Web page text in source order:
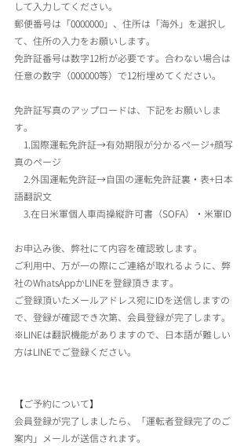
して入力してください。
郵便番号は「0000000」、住所は「海外」を選択し
て、住所の入力をお願いします。
免許証番号は数字12桁が必要です。合わない場合は
任意の数字（000000等）で12桁埋めてください。
免許証写真のアップロードは、下記をお願いしま
す。
1.国際運転免許証→有効期限が分かるページ+顔写
真のページ
2.外国運転免許証→自国の運転免許証裏・表+日本
語翻訳文
3.在日米軍個人車両操縦許可書（SOFA）・米軍ID
お申込み後、弊社にて内容を確認致します。
ご利用中、万が一の際にご連絡が取れるように、弊
社のWhatsAppかLINEを登録頂きます。
ご登録頂いたメールアドレス宛にIDを送信しますの
で、登録が確認でき次第、会員登録が完了します。
※LINEは翻訳機能がありますので、日本語が難しい
方はLINEでご登録ください。
【ご予約について】
会員登録が完了しましたら、「運転者登録完了のご
案内」メールが送信されます。